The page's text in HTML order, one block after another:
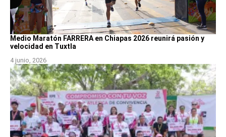
Medio Maratón FARRERA en Chiapas 2026 reunirá pasión y
velocidad en Tuxtla
4 junio, 2026